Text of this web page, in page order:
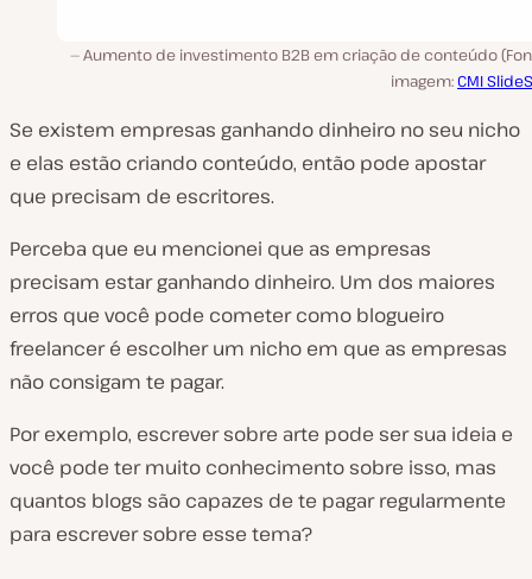
Aumento de investimento B2B em criação de conteúdo
imagem:CMI
Se existem empresas ganhando dinheiro no seu nicho
e elas estão criando conteúdo, então pode apostar
que precisam de escritores.
Perceba que eu mencionei que as empresas
precisam estar ganhando dinheiro. Um dos maiores
erros que você pode cometer como blogueiro
freelancer é escolher um nicho em que as empresas
não consigam te pagar.
Por exemplo, escrever sobre arte pode ser sua ideia e
você pode ter muito conhecimento sobre isso, mas
quantos blogs são capazes de te pagar regularmente
para escrever sobre esse tema?